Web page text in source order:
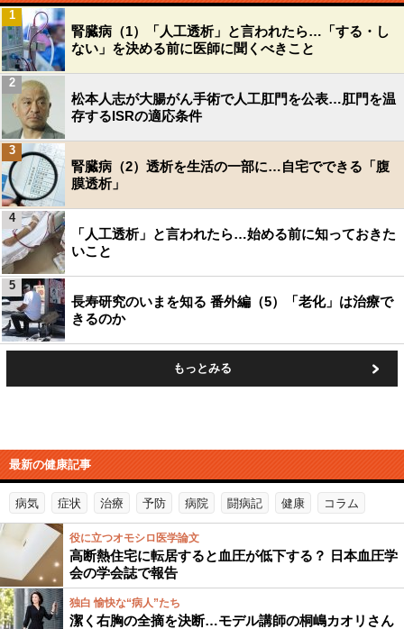
腎臓病（1）「人工透析」と言われたら…「する・し
ない」を決める前に医師に聞くべきこと
1
松本人志が大腸がん手術で人工肛門を公表…肛門を温
存するISRの適応条件
2
腎臓病（2）透析を生活の一部に…自宅でできる「腹
膜透析」
3
「人工透析」と言われたら…始める前に知っておきた
いこと
4
長寿研究のいまを知る 番外編（5）「老化」は治療で
きるのか
5
もっとみる
最新の健康記事
病気 症状 治療 予防 病院 闘病記 健康 コラム
役に立つオモシロ医学論文
高断熱住宅に転居すると血圧が低下する？ 日本血圧学
会の学会誌で報告
独白 愉快な“病人”たち
潔く右胸の全摘を決断…モデル講師の桐嶋カオリさん